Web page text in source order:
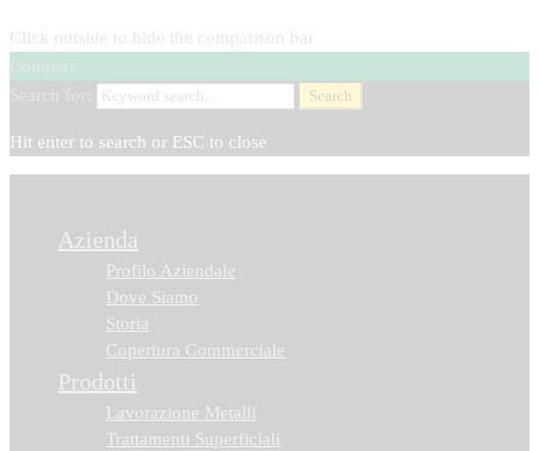
Click outside to hide the comparison bar
Compare
Search
Hit enter to search or ESC to close
Azienda
Profilo Aziendale
Dove Siamo
Storia
Copertura Commerciale
Prodotti
Lavorazione Metalli
Trattamenti Superficiali